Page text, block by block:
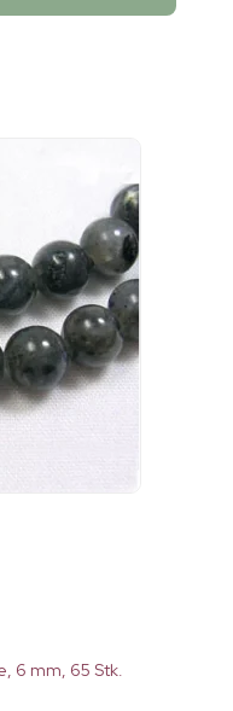
6 mm, 65 Stk.